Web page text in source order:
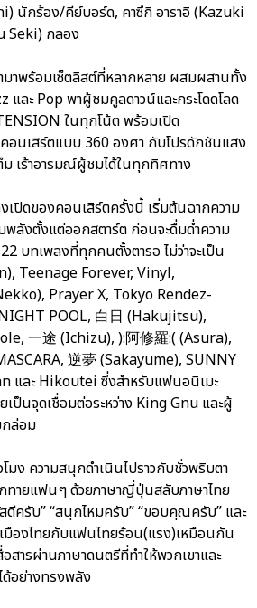
นักร้อง/คีย์บอร์ด, คาซึกิ อาราอิ (Kazuki
Seki) กลอง
มาพร้อมเซ็ตลิสต์ที่หลากหลาย ผสมผสานทั้ง
ละ Pop พาผู้ชมคูลดาวน์และกระโดดโลด
ในทุกโน้ต พร้อมเปิด
อนเสิร์ตแบบ 360 องศา กับโปรดักชันแสง
ม เร้าอารมณ์ผู้ชมได้ในทุกทิศทาง
เปิดของคอนเสิร์ตครั้งนี้ เริ่มต้นฉากความ
ลังตั้งแต่ออกสตาร์ต ก่อนจะดื่มด่ำความ
บทเพลงที่ทุกคนตั้งตารอ ไม่ว่าจะเป็น
Teenage Forever, Vinyl,
Prayer X, Tokyo Rendez-
POOL, 白日 (Hakujitsu),
一途 (Ichizu), ):阿修羅:( (Asura),
逆夢 (Sakayume), SUNNY
และ Hikoutei ซึ่งสำหรับแฟนอนิเมะ
ป็นจุดเชื่อมต่อระหว่าง King Gnu และผู้
กล่อม
โมง ความสนุกดำเนินไปราวกับชั่วพริบตา
กทายแฟนๆ ด้วยภาษาญี่ปุ่นสลับภาษาไทย
ดีครับ” “สนุกไหมครับ” “ขอบคุณครับ” และ
มืองไทยกับแฟนไทยร้อน(แรง)เหมือนกัน
สารผ่านภาษาดนตรีที่ทำให้พวกเขาและ
อย่างทรงพลัง